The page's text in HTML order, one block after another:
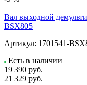
Вал выходной
BSX805
Артикул: 1701541-
Есть в наличии
19 390 руб.
21 329 руб.